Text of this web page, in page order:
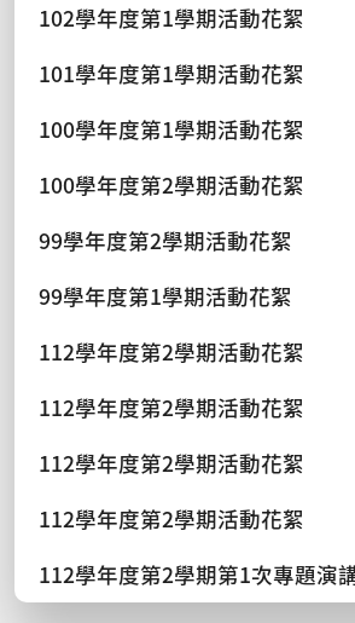
102學年度第1學期活動花絮
101學年度第1學期活動花絮
100學年度第1學期活動花絮
100學年度第2學期活動花絮
99學年度第2學期活動花絮
99學年度第1學期活動花絮
112學年度第2學期活動花絮
112學年度第2學期活動花絮
112學年度第2學期活動花絮
112學年度第2學期活動花絮
112學年度第2學期第1次專題演